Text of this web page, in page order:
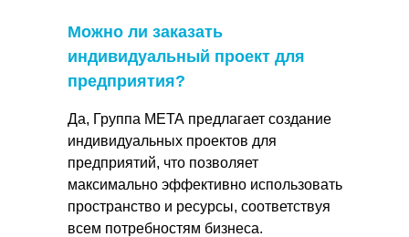
Да, Группа МЕТА предлагает создание
индивидуальных проектов для
предприятий, что позволяет
максимально эффективно использовать
пространство и ресурсы, соответствуя
всем потребностям бизнеса.
Можно ли заказать
индивидуальный проект для
предприятия?